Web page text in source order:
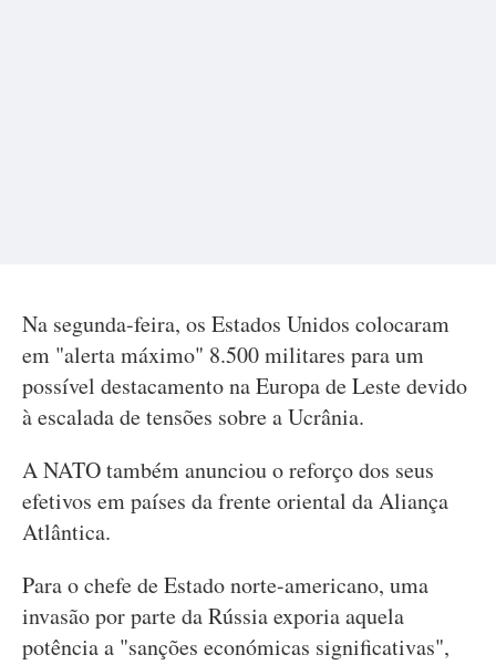
Na segunda-feira, os Estados Unidos colocaram
em "alerta máximo" 8.500 militares para um
possível destacamento na Europa de Leste devido
à escalada de tensões sobre a Ucrânia.
A NATO também anunciou o reforço dos seus
efetivos em países da frente oriental da Aliança
Atlântica.
Para o chefe de Estado norte-americano, uma
invasão por parte da Rússia exporia aquela
potência a "sanções económicas significativas",